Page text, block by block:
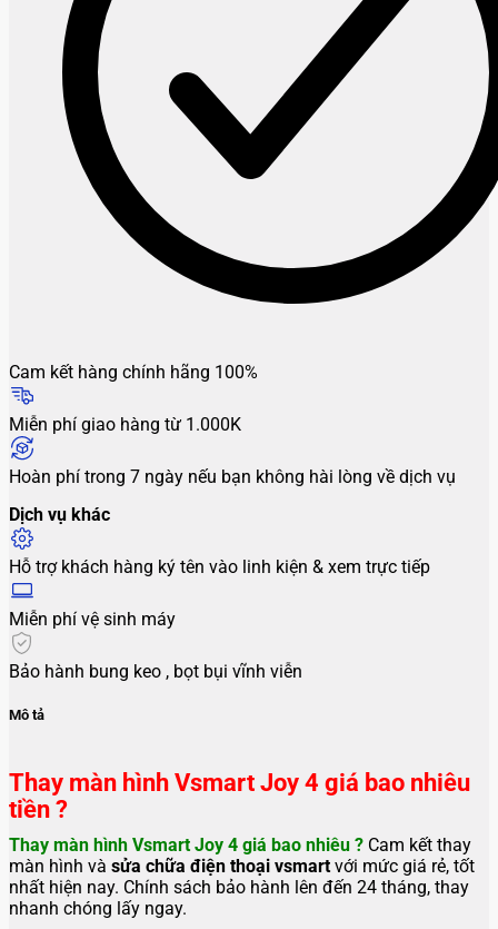
Cam kết hàng chính hãng 100%
Miễn phí giao hàng từ 1.000K
Hoàn phí trong 7 ngày nếu bạn không hài lòng về dịch vụ
Dịch vụ khác
Hỗ trợ khách hàng ký tên vào linh kiện & xem trực tiếp
Miễn phí vệ sinh máy
Bảo hành bung keo , bọt bụi vĩnh viễn
Mô tả
Thay màn hình Vsmart Joy 4 giá bao nhiêu
tiền ?
Thay màn hình Vsmart Joy 4 giá bao nhiêu ? Cam kết thay
màn hình và sửa chữa điện thoại vsmart với mức giá rẻ, tốt
nhất hiện nay. Chính sách bảo hành lên đến 24 tháng, thay
nhanh chóng lấy ngay.